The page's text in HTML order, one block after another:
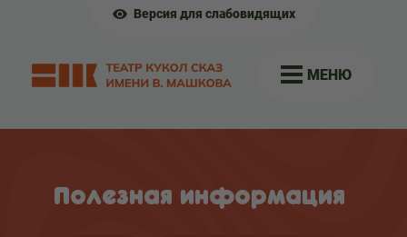
Версия для слабовидящих
МЕНЮ
Полезная информация